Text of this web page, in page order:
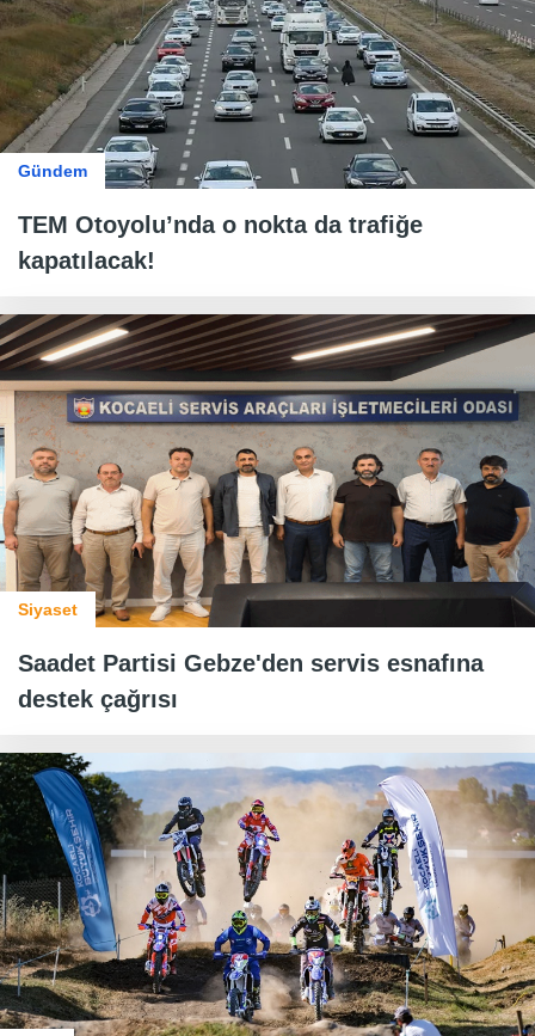
Gündem
TEM Otoyolu’nda o nokta da trafiğe
kapatılacak!
Siyaset
Saadet Partisi Gebze'den servis esnafına
destek çağrısı